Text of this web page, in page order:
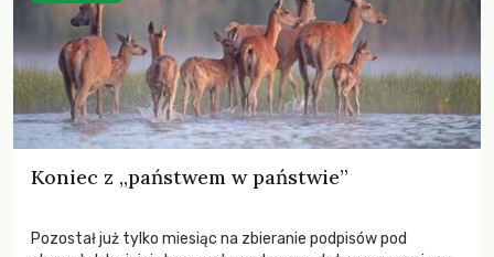
Koniec z „państwem w państwie”
Pozostał już tylko miesiąc na zbieranie podpisów pod